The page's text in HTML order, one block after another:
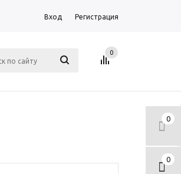
Вход Регистрация
0
0
0